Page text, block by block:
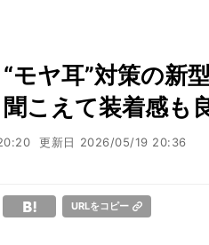
モヤ耳”対策の新
こえて装着感も
更新日 2026/05/19 20:36
URLをコピー